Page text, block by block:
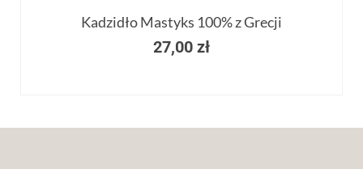
Kadzidło Mastyks 100% z Grecji
27,00 zł